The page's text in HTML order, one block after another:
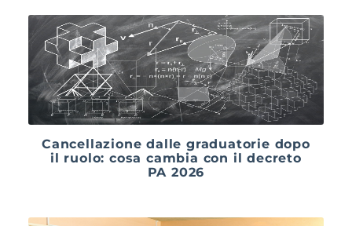
Cancellazione dalle graduatorie dopo
il ruolo: cosa cambia con il decreto
PA 2026